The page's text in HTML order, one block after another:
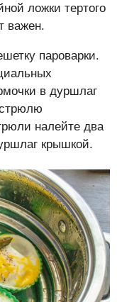
ложки тертого
важен.
пароварки.
в дуршлаг
налейте два
крышкой.